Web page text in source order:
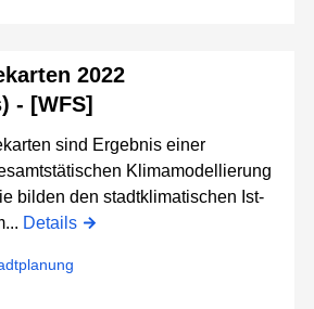
2022
- [WFS]
sind Ergebnis einer
Klimamodellierung
bilden den stadtklimatischen Ist-
Details